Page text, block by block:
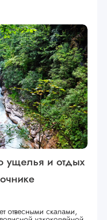
ущелья и отдых
отвесными скалами,